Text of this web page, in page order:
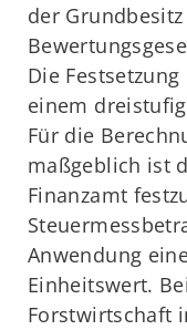
der
Die
einem
Für die
maßgeblich ist
Finanzamt
Anwendung
Einheitswert.
Forstwirtschaft